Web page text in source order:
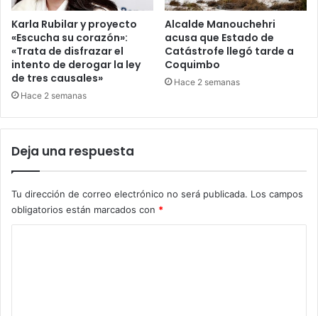
Karla Rubilar y proyecto
«Escucha su corazón»:
«Trata de disfrazar el
intento de derogar la ley
de tres causales»
Hace 2 semanas
Alcalde Manouchehri
acusa que Estado de
Catástrofe llegó tarde a
Coquimbo
Hace 2 semanas
Deja una respuesta
Tu dirección de correo electrónico no será publicada. Los campos
obligatorios están marcados con *